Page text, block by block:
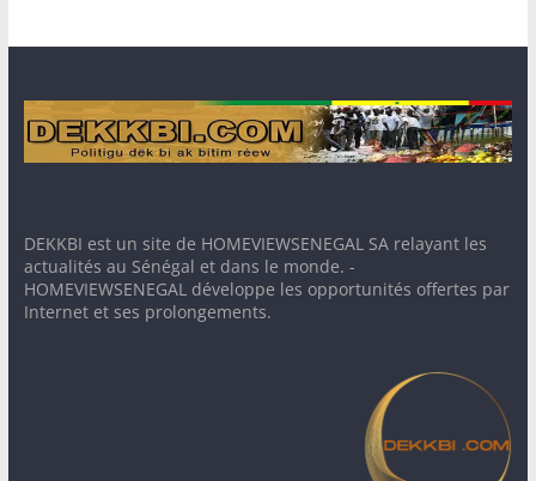
DEKKBI est un site de HOMEVIEWSENEGAL SA relayant les
actualités au Sénégal et dans le monde. -
HOMEVIEWSENEGAL développe les opportunités offertes par
Internet et ses prolongements.